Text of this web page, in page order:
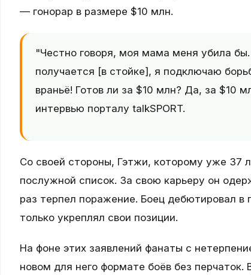
— гонорар в размере $10 млн.
"Честно говоря, моя мама меня убила
получается [в стойке], я подключаю
враньё! Готов ли за $10 млн? Да, за $10
интервью порталу talkSPORT.
Со своей стороны, Гэтжи, которому уже 37
послужной список. За свою карьеру он
раз терпел поражение. Боец дебютировал в
только укреплял свои позиции.
На фоне этих заявлений фанаты с
новом для него формате боёв без